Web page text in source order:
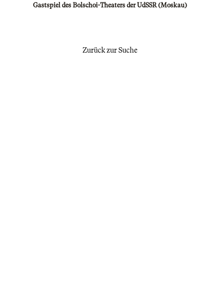
Gastspiel des Bolschoi-Theaters der UdSSR (Moskau)
Zurück zur Suche